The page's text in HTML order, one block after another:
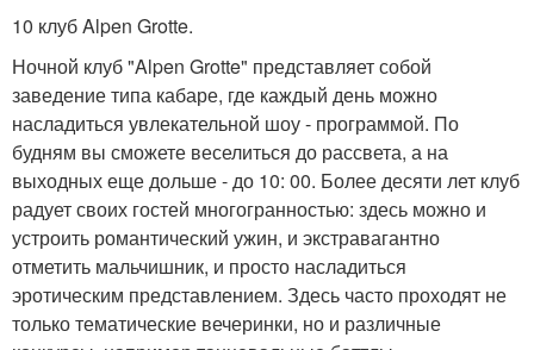
10 клуб Alpen Grotte.
Ночной клуб "Alpen Grotte" представляет собой
заведение типа кабаре, где каждый день можно
насладиться увлекательной шоу - программой. По
будням вы сможете веселиться до рассвета, а на
выходных еще дольше - до 10: 00. Более десяти лет клуб
радует своих гостей многогранностью: здесь можно и
устроить романтический ужин, и экстравагантно
отметить мальчишник, и просто насладиться
эротическим представлением. Здесь часто проходят не
только тематические вечеринки, но и различные